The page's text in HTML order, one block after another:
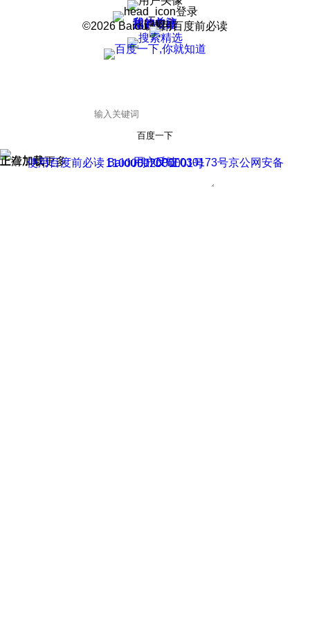
登录
我的关注
我的收藏
皮肤中心
用户反馈
设置
©2026 Baidu 使用百度前必读
百度一下
正在加载
上滑加载更多 用户反馈
使用百度前必读 Baidu 京ICP证030173号
京公网安备11000002000001号